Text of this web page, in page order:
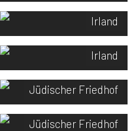
Irland
Irland
Jüdischer Friedhof
Jüdischer Friedhof